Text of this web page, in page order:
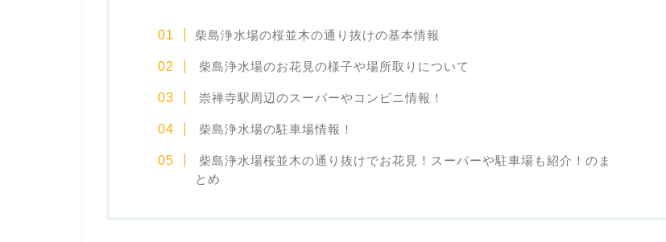
柴島浄水場の桜並木の通り抜けの基本情報
柴島浄水場のお花見の様子や場所取りについて
崇禅寺駅周辺のスーパーやコンビニ情報！
柴島浄水場の駐車場情報！
柴島浄水場桜並木の通り抜けでお花見！スーパーや駐車場も紹介！のま
とめ